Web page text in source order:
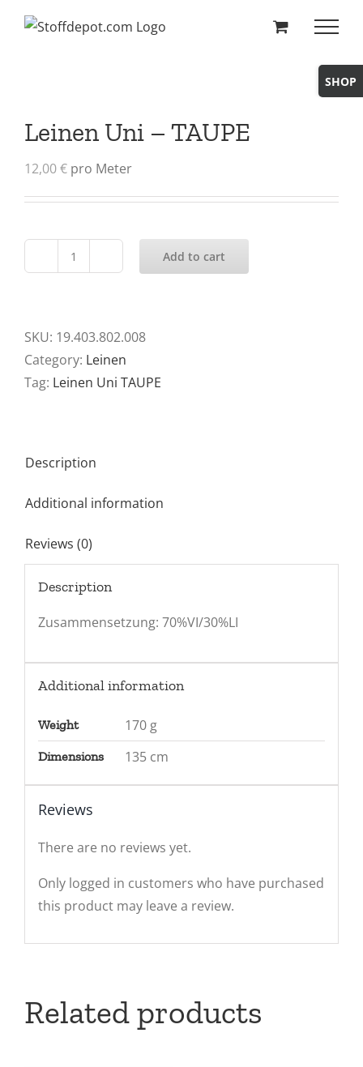
Leinen Uni – TAUPE
12,00€ pro Meter
Leinen
TAUPE
quantity
Add to cart
SKU: 19.403.802.008
Category: Leinen
Tag: Leinen Uni TAUPE
Description
Additional information
Reviews (0)
Description
Zusammensetzung: 70%VI/30%LI
Additional information
Weight 170 g
Dimensions 135 cm
Reviews
There are no reviews yet.
Only logged in customers who have purchased
this product may leave a review.
Related products
Toggle
Sliding